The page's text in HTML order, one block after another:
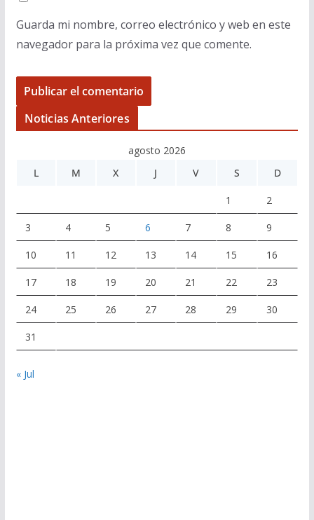
Guarda mi nombre, correo electrónico y web en este
navegador para la próxima vez que comente.
Noticias Anteriores
agosto 2026
L
M X J V S D
1 2
3 4 5 6 7 8 9
10 11 12 13 14 15 16
17 18 19 20 21 22 23
24 25 26 27 28 29 30
31
« Jul